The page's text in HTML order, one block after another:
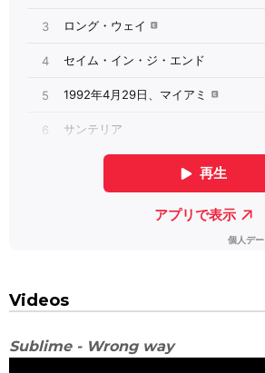
Videos
Sublime - Wrong way